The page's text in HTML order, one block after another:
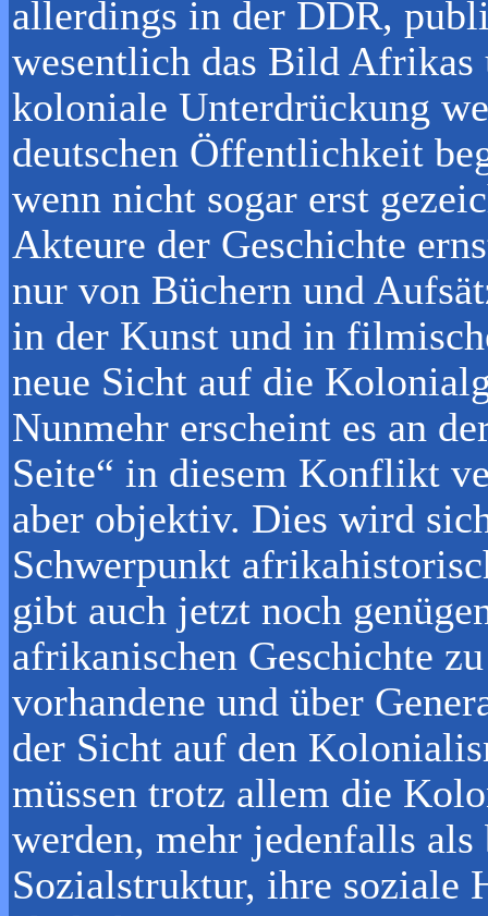
allerdings in der DDR,
wesentlich das Bild Afrikas
koloniale Unterdrückung
deutschen Öffentlichkeit
wenn nicht sogar erst
Akteure der Geschichte
nur von Büchern und
in der Kunst und in
neue Sicht auf die
Nunmehr erscheint es an
Seite“ in diesem Konflikt
aber objektiv. Dies wird
Schwerpunkt
gibt auch jetzt noch
afrikanischen Geschichte
vorhandene und über
der Sicht auf den
müssen trotz allem die
werden, mehr jedenfalls als
Sozialstruktur, ihre